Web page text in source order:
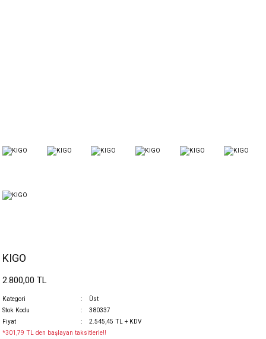
KIGO
2.800,00 TL
Kategori
Üst
Stok Kodu
380337
Fiyat
2.545,45 TL + KDV
*301,79 TL den başlayan taksitlerle!!